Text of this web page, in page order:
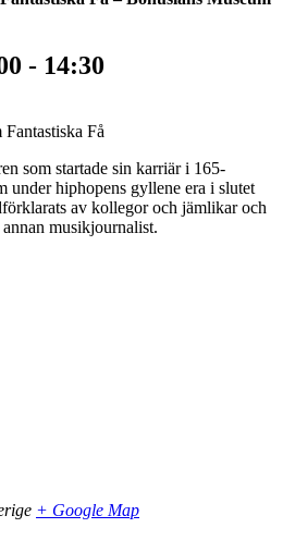
- 14:30
som startade sin karriär i 165-
under hiphopens gyllene era i slutet
av kollegor och jämlikar och
musikjournalist.
+ Google Map